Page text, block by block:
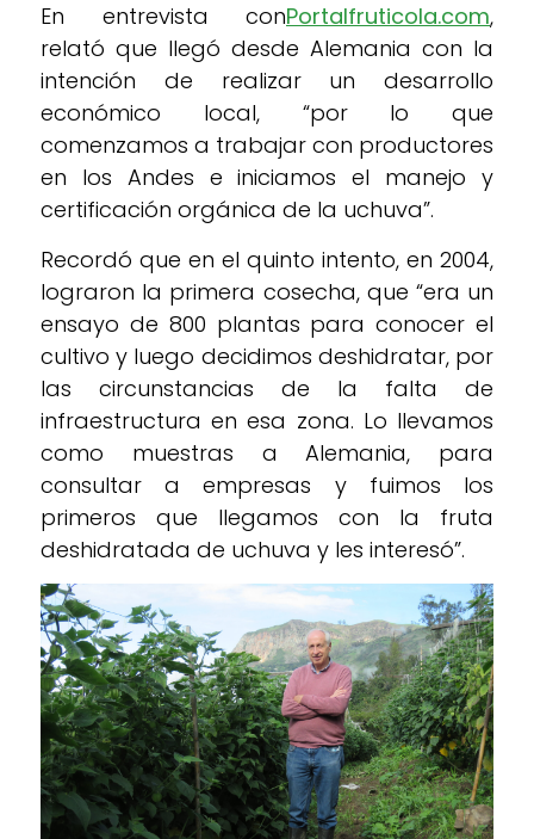
En entrevista conPortalfruticola.com,
relató que llegó desde Alemania con la
intención de realizar un desarrollo
económico local, “por lo que
comenzamos a trabajar con productores
en los Andes e iniciamos el manejo y
certificación orgánica de la uchuva”.
Recordó que en el quinto intento, en 2004,
lograron la primera cosecha, que “era un
ensayo de 800 plantas para conocer el
cultivo y luego decidimos deshidratar, por
las circunstancias de la falta de
infraestructura en esa zona. Lo llevamos
como muestras a Alemania, para
consultar a empresas y fuimos los
primeros que llegamos con la fruta
deshidratada de uchuva y les interesó”.